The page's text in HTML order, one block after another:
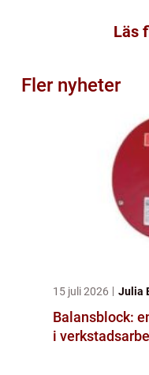
Läs
Fler nyheter
15 juli 2026 Julia
Balansblock:
i